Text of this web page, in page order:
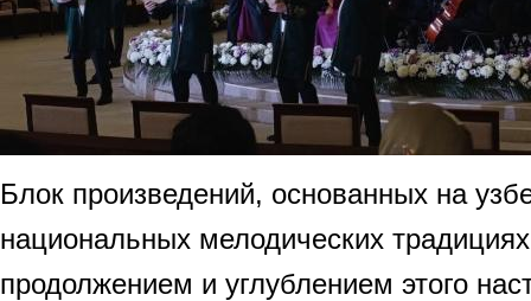
Блок произведений, основанных на
национальных мелодических
продолжением и углублением этого